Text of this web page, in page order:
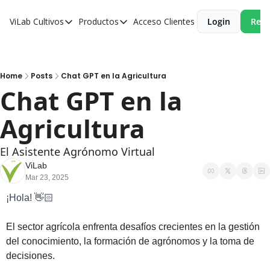
ViLab Cultivos
Cultivos
Olivos
Cítricos
Cerezos
Almendros
Avellanos
Productos
Productos
Estudio de Zonificación
Monitoreo Satelital de Cultivos
Acceso Clientes Login
Home Posts Chat GPT en la Agricultura
Chat GPT en la
Agricultura
El Asistente Agrónomo Virtual
ViLab
Mar 23, 2025
¡Hola! 👋🏻
El sector agrícola enfrenta desafíos crecientes en la gestión
del conocimiento, la formación de agrónomos y la toma de
decisiones.